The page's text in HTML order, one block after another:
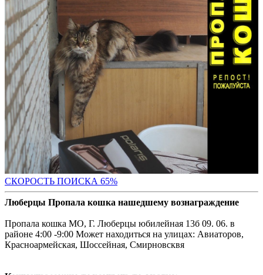
СКОРОСТЬ ПОИСКА 65%
Люберцы Пропала кошка нашедшему вознаграждение
Пропала кошка МО, Г. Люберцы юбилейная 13б 09. 06. в
районе 4:00 -9:00 Может находиться на улицах: Авиаторов,
Красноармейская, Шоссейная, Смирновсквя